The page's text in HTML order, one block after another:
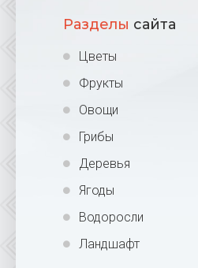
Разделы сайта
Цветы
Фрукты
Овощи
Грибы
Деревья
Ягоды
Водоросли
Ландшафт